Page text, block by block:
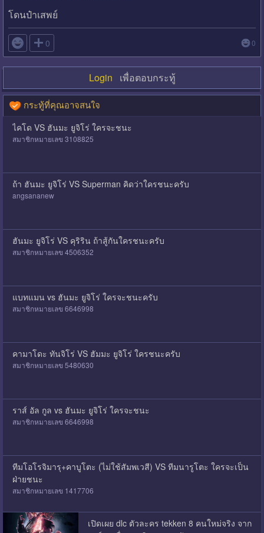
โดนป๋าเสพย์
 0 0
Login เพื่อตอบกระทู้
กระทู้ที่คุณอาจสนใจ
ไคโด VS ฮันมะ ยูจิโร่ ใครจะชนะ
สมาชิกหมายเลข 3108825
ถ้า ฮันมะ ยูจิโร่ VS Superman คิดว่าใครชนะครับ
angsananew
ฮันมะ ยูจิโร่ VS คุริริน ถ้าสู้กันใครชนะครับ
สมาชิกหมายเลข 4506352
แบทแมน vs ฮันมะ ยูจิโร่ ใครจะชนะครับ
สมาชิกหมายเลข 6646998
คามาโดะ ทันจิโร่ VS ฮัมมะ ยูจิโร่ ใครชนะครับ
สมาชิกหมายเลข 5480630
ราส์ อัล กูล vs ฮันมะ ยูจิโร่ ใครจะชนะ
สมาชิกหมายเลข 6646998
ทีมโอโรจิมารุ+คาบูโตะ (ไม่ใช้สัมพเวสี) VS ทีมนารูโตะ ใครจะเป็น
ฝ่ายชนะ
สมาชิกหมายเลข 1417706
เปิดเผย dlc ตัวละคร tekken 8 คนใหม่จริง จาก